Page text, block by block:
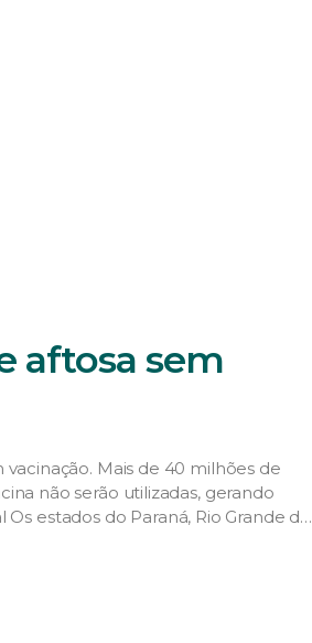
aftosa sem
Mais de 40 milhões de
não serão utilizadas, gerando
estados do Paraná, Rio Grande do